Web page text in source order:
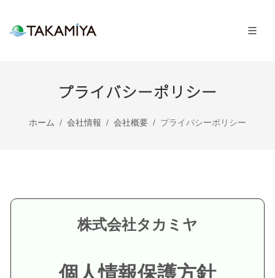
プライバシーポリシー
ホーム 会社情報 会社概要 プライバシーポリシー
株式会社タカミヤ
個人情報保護方針